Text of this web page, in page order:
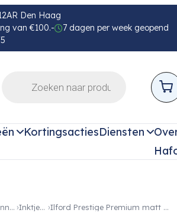
Den Haag
van €100.-
7 dagen per week geopend
KortingsactiesDiensten
Printers, Scanners & Beamer Inktjet papier Ilford Prestige Premium matt duo 200 IGPMD A4 50V